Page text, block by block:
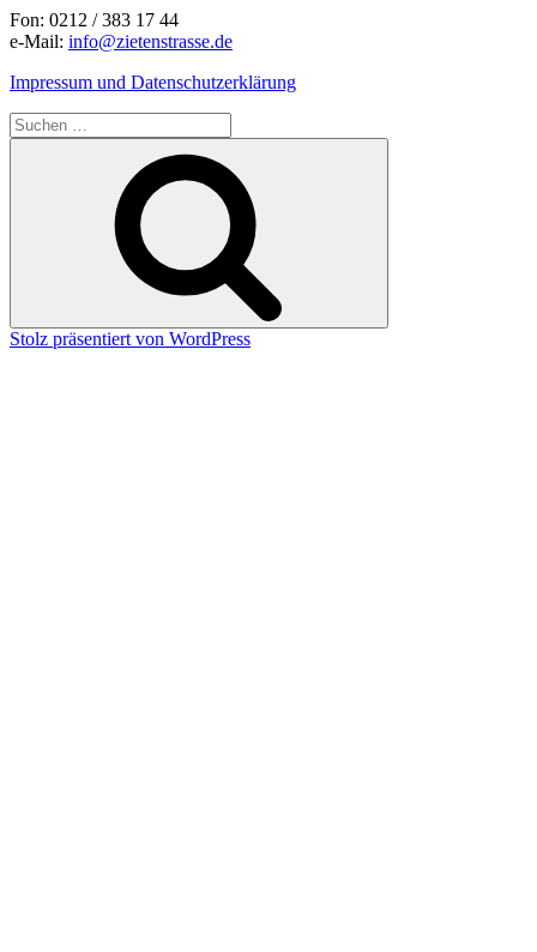
Fon: 0212 / 383 17 44
e-Mail: info@zietenstrasse.de
Impressum und Datenschutzerklärung
Suchen
nach:
Stolz präsentiert von WordPress